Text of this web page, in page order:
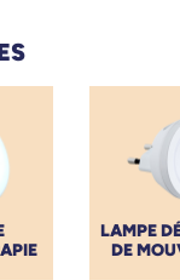
LAMPE
DE